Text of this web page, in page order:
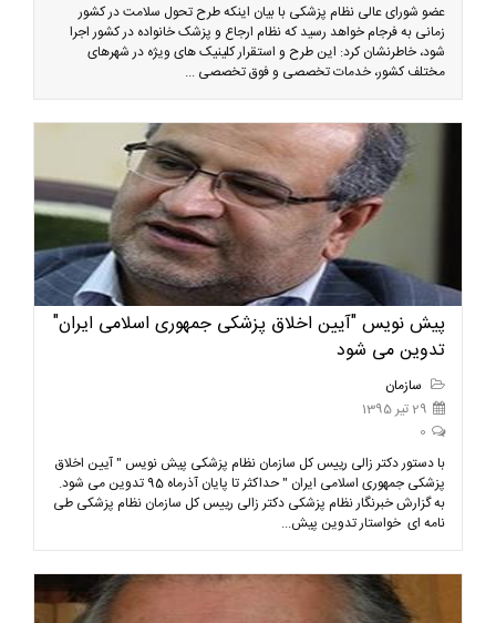
عضو شورای عالی نظام پزشکی با بیان اینکه طرح تحول سلامت در کشور
زمانی به فرجام خواهد رسید که نظام ارجاع و پزشک خانواده در کشور اجرا
شود، خاطرنشان کرد: این طرح و استقرار کلینیک های ویژه در شهرهای
مختلف کشور، خدمات تخصصی و فوق تخصصی ...
پیش نویس "آیین اخلاق پزشکی جمهوری اسلامی ایران"
تدوین می شود
سازمان
29 تیر 1395
0
با دستور دکتر زالی رییس کل سازمان نظام پزشکی پیش نویس " آیین اخلاق
پزشکی جمهوری اسلامی ایران " حداکثر تا پایان آذرماه 95 تدوین می شود.
به گزارش خبرنگار نظام پزشکی دکتر زالی رییس کل سازمان نظام پزشکی طی
نامه ای خواستار تدوین پیش...